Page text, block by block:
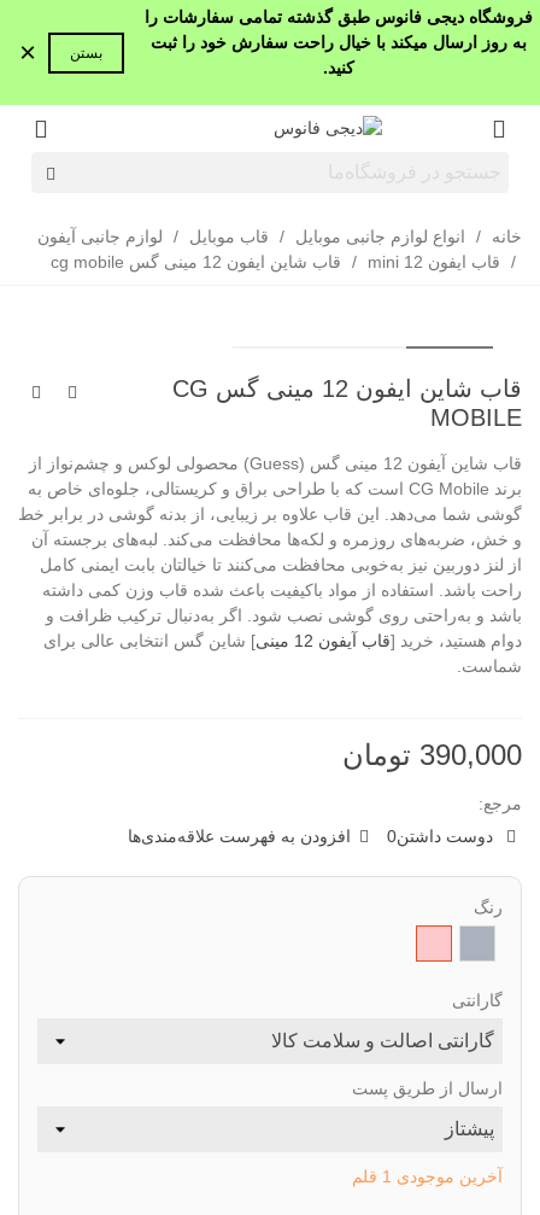
فروشگاه دیجی فانوس طبق گذشته تمامی سفارشات را
به روز ارسال میکند با خیال راحت سفارش خود را ثبت
کنید.
بستن ×
خانه / انواع لوازم جانبی موبایل / قاب موبایل /
لوازم جانبی آیفون
/
قاب ایفون 12 mini / قاب شاین ایفون 12 مینی گس cg mobile
قاب شاین ایفون 12 مینی گس CG
MOBILE
قاب شاین آیفون 12 مینی گس (Guess) محصولی لوکس و چشم‌نواز از
برند CG Mobile است که با طراحی براق و کریستالی، جلوه‌ای خاص به
گوشی شما می‌دهد. این قاب علاوه بر زیبایی، از بدنه گوشی در برابر خط
و خش، ضربه‌های روزمره و لکه‌ها محافظت می‌کند. لبه‌های برجسته آن
از لنز دوربین نیز به‌خوبی محافظت می‌کنند تا خیالتان بابت ایمنی کامل
راحت باشد. استفاده از مواد باکیفیت باعث شده قاب وزن کمی داشته
باشد و به‌راحتی روی گوشی نصب شود. اگر به‌دنبال ترکیب ظرافت و
دوام هستید، خرید [قاب آیفون 12 مینی
] شاین گس انتخابی عالی برای
شماست.
390,000 تومان
مرجع:
دوست داشتن0 افزودن به فهرست علاقه‌مندی‌ها
رنگ
گارانتی
ارسال از طریق پست
آخرین موجودی 1 قلم